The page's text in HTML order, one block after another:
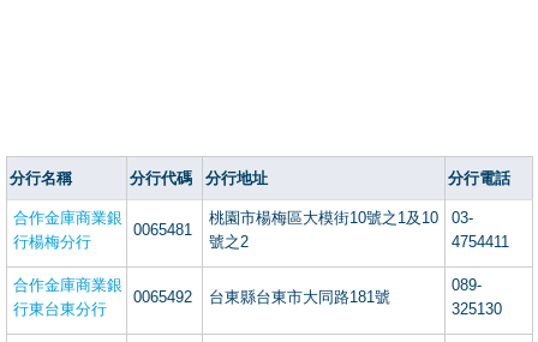
分行名稱 分行代碼 分行地址 分行電話
合作金庫商業銀
行楊梅分行
0065481
桃園市楊梅區大模街10號之1及10
號之2
03-
4754411
合作金庫商業銀
行東台東分行
0065492 台東縣台東市大同路181號
089-
325130